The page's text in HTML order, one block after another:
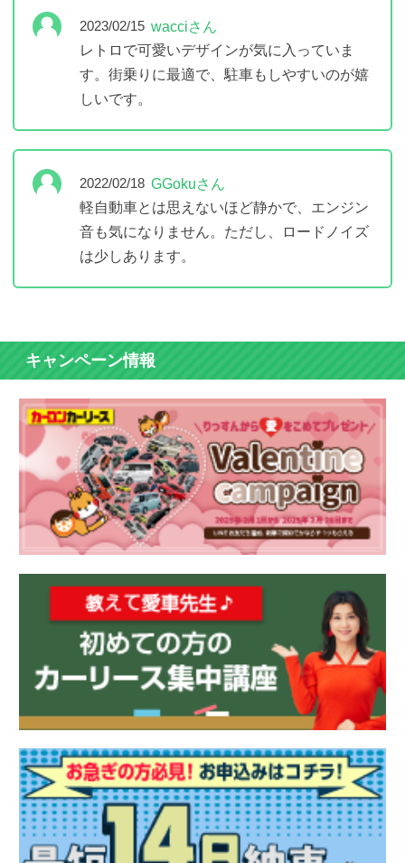
2023/02/15 wacciさん
レトロで可愛いデザインが気に入っていま
す。街乗りに最適で、駐車もしやすいのが嬉
しいです。
2022/02/18 GGokuさん
軽自動車とは思えないほど静かで、エンジン
音も気になりません。ただし、ロードノイズ
は少しあります。
キャンペーン情報